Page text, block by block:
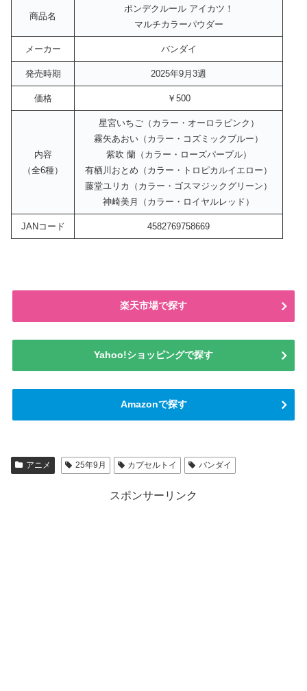
商品名
ポンデクルール アイカツ！
マルチカラーパウダー
メーカー バンダイ
発売時期 2025年9月3週
価格 ￥500
内容
（全6種）
星宮いちご（カラー・オーロラピンク）
霧矢あおい（カラー・コズミックブルー）
紫吹 蘭（カラー・ローズパープル）
有栖川おとめ（カラー・トロピカルイエロー）
藤堂ユリカ（カラー・ゴスマジックグリーン）
神崎美月（カラー・ロイヤルレッド）
JANコード 4582769758669
楽天市場で探す
Yahoo!ショッピングで探す
Amazonで探す
アニメ 25年9月 カプセルトイ バンダイ
スポンサーリンク